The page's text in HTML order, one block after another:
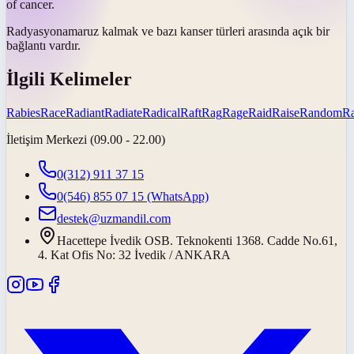
of cancer.
Radyasyonamaruz kalmak ve bazı kanser türleri arasında açık bir
bağlantı vardır.
İlgili Kelimeler
RabiesRaceRadiantRadiateRadicalRaftRagRageRaidRaiseRandom
İletişim Merkezi (09.00 - 22.00)
0(312) 911 37 15
0(546) 855 07 15 (WhatsApp)
destek@uzmandil.com
Hacettepe İvedik OSB. Teknokenti 1368. Cadde No.61,
4. Kat Ofis No: 32 İvedik / ANKARA